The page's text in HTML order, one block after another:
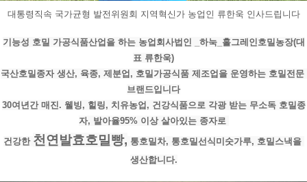
대통령직속 국가균형 발전위원회 지역혁신가 농업인 류한욱 인사드립니다
기능성 호밀 가공식품산업을 하는 농업회사법인 _하눅_홀그레인호밀농장(대
표 류한욱)
국산호밀종자 생산, 육종, 제분업, 호밀가공식품 제조업을 운영하는 호밀전문
브랜드입니다
30여년간 매진. 웰빙, 힐링, 치유농업, 건강식품으로 각광 받는 무소독 호밀종
자, 발아율95% 이상 살아있는 종자로
건강한 천연발효호밀빵, 통호밀차, 통호밀선식미숫가루, 호밀스낵을
생산합니다.